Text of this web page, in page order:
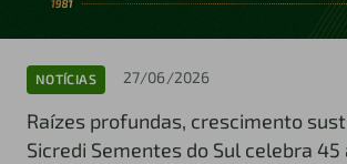
NOTÍCIAS 27/06/2026
Raízes profundas, crescimento
Sicredi Sementes do Sul celebra 45